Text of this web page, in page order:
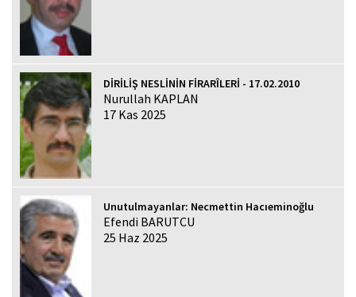
DİRİLİŞ NESLİNİN FİRARÎLERİ - 17.02.2010
Nurullah KAPLAN
17 Kas 2025
Unutulmayanlar: Necmettin Hacıeminoğlu
Efendi BARUTCU
25 Haz 2025